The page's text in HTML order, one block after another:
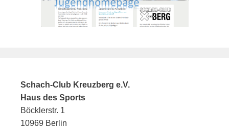
Schach-Club Kreuzberg e.V.
Haus des Sports
Böcklerstr. 1
10969 Berlin